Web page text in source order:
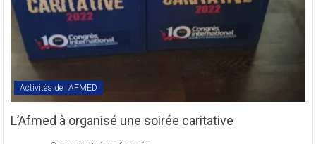
Activités de l'AFMED
L’Afmed à organisé une soirée caritative